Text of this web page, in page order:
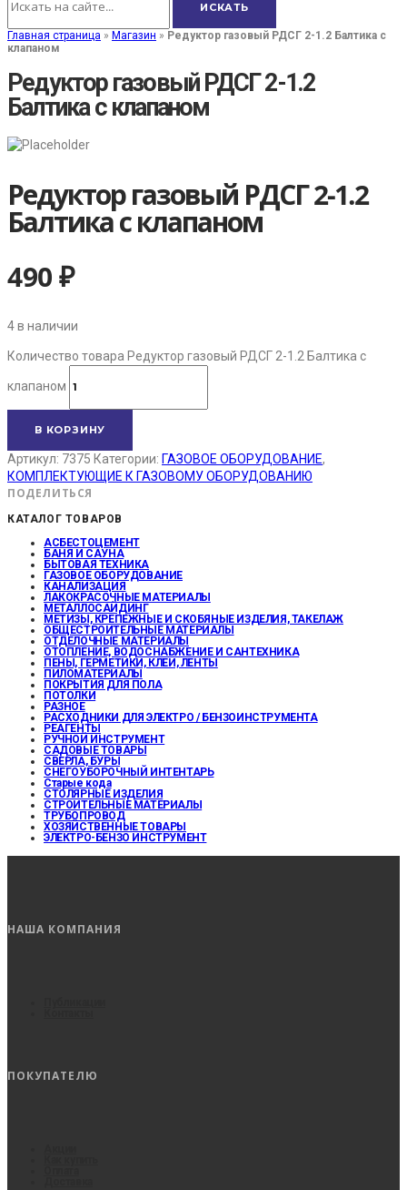
Главная страница » Магазин » Редуктор газовый РДСГ 2-1.2 Балтика с
клапаном
Редуктор газовый РДСГ 2-1.2
Балтика с клапаном
Редуктор газовый РДСГ 2-1.2
Балтика с клапаном
490₽
4 в наличии
Количество товара Редуктор газовый РДСГ 2-1.2 Балтика с
клапаном
В КОРЗИНУ
Артикул: 7375 Категории: ГАЗОВОЕ ОБОРУДОВАНИЕ,
КОМПЛЕКТУЮЩИЕ К ГАЗОВОМУ ОБОРУДОВАНИЮ
ПОДЕЛИТЬСЯ
КАТАЛОГ ТОВАРОВ
АСБЕСТОЦЕМЕНТ
БАНЯ И САУНА
БЫТОВАЯ ТЕХНИКА
ГАЗОВОЕ ОБОРУДОВАНИЕ
КАНАЛИЗАЦИЯ
ЛАКОКРАСОЧНЫЕ МАТЕРИАЛЫ
МЕТАЛЛОСАЙДИНГ
МЕТИЗЫ, КРЕПЕЖНЫЕ И СКОБЯНЫЕ ИЗДЕЛИЯ, ТАКЕЛАЖ
ОБЩЕСТРОИТЕЛЬНЫЕ МАТЕРИАЛЫ
ОТДЕЛОЧНЫЕ МАТЕРИАЛЫ
ОТОПЛЕНИЕ, ВОДОСНАБЖЕНИЕ И САНТЕХНИКА
ПЕНЫ, ГЕРМЕТИКИ, КЛЕИ, ЛЕНТЫ
ПИЛОМАТЕРИАЛЫ
ПОКРЫТИЯ ДЛЯ ПОЛА
ПОТОЛКИ
РАЗНОЕ
РАСХОДНИКИ ДЛЯ ЭЛЕКТРО / БЕНЗОИНСТРУМЕНТА
РЕАГЕНТЫ
РУЧНОЙ ИНСТРУМЕНТ
САДОВЫЕ ТОВАРЫ
СВЕРЛА, БУРЫ
СНЕГОУБОРОЧНЫЙ ИНТЕНТАРЬ
Старые кода
СТОЛЯРНЫЕ ИЗДЕЛИЯ
СТРОИТЕЛЬНЫЕ МАТЕРИАЛЫ
ТРУБОПРОВОД
ХОЗЯЙСТВЕННЫЕ ТОВАРЫ
ЭЛЕКТРО-БЕНЗО ИНСТРУМЕНТ
НАША КОМПАНИЯ
ПОКУПАТЕЛЮ